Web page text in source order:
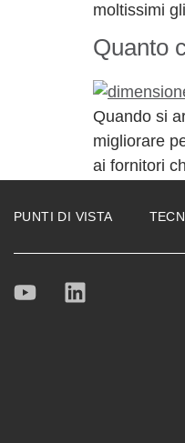
moltissimi
Quanto
Quando si
migliorare
ai fornitori
PUNTI DI VISTA